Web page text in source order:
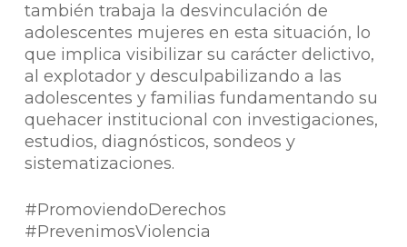
también trabaja la desvinculación de
adolescentes mujeres en esta situación, lo
que implica visibilizar su carácter delictivo,
al explotador y desculpabilizando a las
adolescentes y familias fundamentando su
quehacer institucional con investigaciones,
estudios, diagnósticos, sondeos y
sistematizaciones.
#PromoviendoDerechos
#PrevenimosViolencia